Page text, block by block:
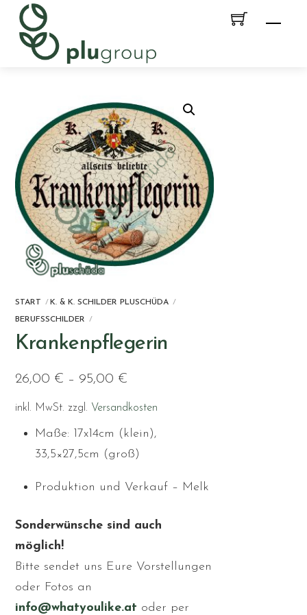
Skip
content
START K. & K. SCHILDER PLUSCHÜDA
BERUFSSCHILDER
Krankenpflegerin
26,00 € – 95,00 €
inkl. MwSt. zzgl. Versandkosten
Maße: 17x14cm (klein),
33,5×27,5cm (groß)
Produktion und Verkauf – Melk
Sonderwünsche sind auch
möglich!
Bitte sendet uns Eure Vorstellungen
oder Fotos an
info@whatyoulike.at oder per